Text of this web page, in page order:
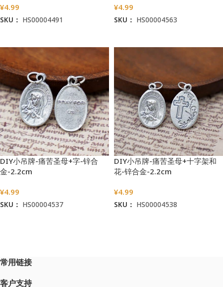
¥4.99
SKU： HS00004491
¥4.99
SKU： HS00004563
DIY小吊牌-痛苦圣母+字-锌合
金-2.2cm
¥4.99
SKU： HS00004537
DIY小吊牌-痛苦圣母+十字架和
花-锌合金-2.2cm
¥4.99
SKU： HS00004538
常用链接
客户支持